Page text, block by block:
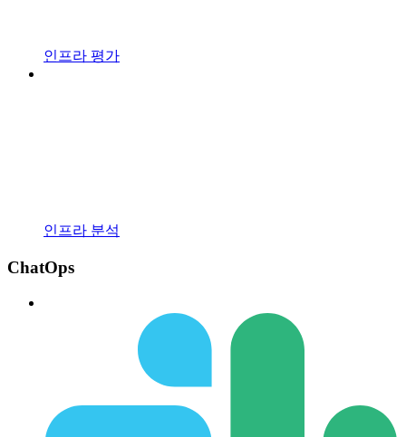
인프라 평가
인프라 분석
ChatOps